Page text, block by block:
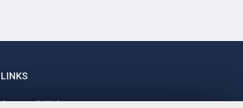
LINKS
Accessibilità